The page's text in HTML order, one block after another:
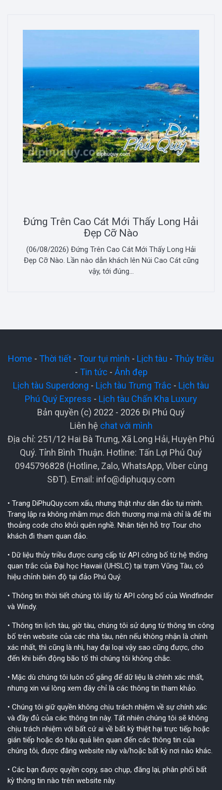
Đứng Trên Cao Cát Mới Thấy Long Hải
Đẹp Cỡ Nào
(06/08/2026) Đứng Trên Cao Cát Mới Thấy Long Hải
Đẹp Cỡ Nào. Lần nào dẫn khách lên Núi Cao Cát cũng
vậy, tới đúng...
Home - Thời tiết - Tour tụi mình - Lịch tàu - Thủy triều
- Tin tức - Ảnh đẹp
Lịch tàu Superdong - Lịch tàu Trưng Trắc - Lịch tàu
Phú Quý Express - Lịch tàu Chấn Kha Luxury
Bản quyền (c) 2022 - 2026 Đi Phú Quý
Liên hệ chat với mình
Địa chỉ: 251/12 Hai Bà Trưng, Xã Long Hải, Huyện Phú
Quý. Tỉnh Bình Thuận. Hotline: Tấn Lợi Phú Quý
0945796828 (Hotline, Zalo, WhatsApp, Viber cùng
SĐT). Email: info@diphuquy.com
• Trang DiPhuQuy.com xấu, nhưng thật như dân đảo tụi mình.
Trang lập ra không nhằm mục đích thương mại mà chỉ là để thi
thoảng code cho khỏi quên nghề. Nhân tiện hỗ trợ Tour cho
khách đi tham quan đảo.
• Dữ liệu thủy triều được cung cấp từ API công bố từ hệ thống
quan trắc của Đại học Hawaii (UHSLC) tại trạm Vũng Tàu, có
hiệu chỉnh biên độ tại đảo Phú Quý.
• Thông tin thời tiết chúng tôi lấy từ API công bố của Windfinder
và Windy.
• Thông tin lịch tàu, giờ tàu, chúng tôi sử dụng từ thông tin công
bố trên website của các nhà tàu, nên nếu không nhận là chính
xác nhất, thì cũng là nhì, hay đại loại vậy sao cũng được, cho
đến khi biển động bão tố thì chúng tôi không chắc.
• Mặc dù chúng tôi luôn cố gắng để dữ liệu là chính xác nhất,
nhưng xin vui lòng xem đây chỉ là các thông tin tham khảo.
• Chúng tôi giữ quyền không chịu trách nhiệm về sự chính xác
và đầy đủ của các thông tin này. Tất nhiên chúng tôi sẽ không
chịu trách nhiệm với bất cứ ai về bất kỳ thiệt hại trực tiếp hoặc
gián tiếp hoặc do hậu quả liên quan đến các thông tin của
chúng tôi, được đăng website này và/hoặc bất kỳ nơi nào khác.
• Các bạn được quyền copy, sao chụp, đăng lại, phân phối bất
kỳ thông tin nào trên website này.